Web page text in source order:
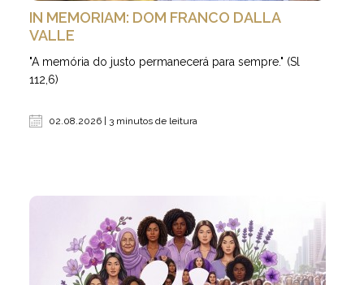
IN MEMORIAM: DOM FRANCO DALLA
VALLE
"A memória do justo permanecerá para sempre." (Sl
112,6)
02.08.2026 | 3 minutos de leitura